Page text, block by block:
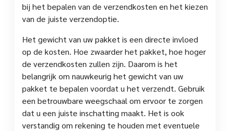
bij het bepalen van de verzendkosten en het kiezen
van de juiste verzendoptie.
Het gewicht van uw pakket is een directe invloed
op de kosten. Hoe zwaarder het pakket, hoe hoger
de verzendkosten zullen zijn. Daarom is het
belangrijk om nauwkeurig het gewicht van uw
pakket te bepalen voordat u het verzendt. Gebruik
een betrouwbare weegschaal om ervoor te zorgen
dat u een juiste inschatting maakt. Het is ook
verstandig om rekening te houden met eventuele